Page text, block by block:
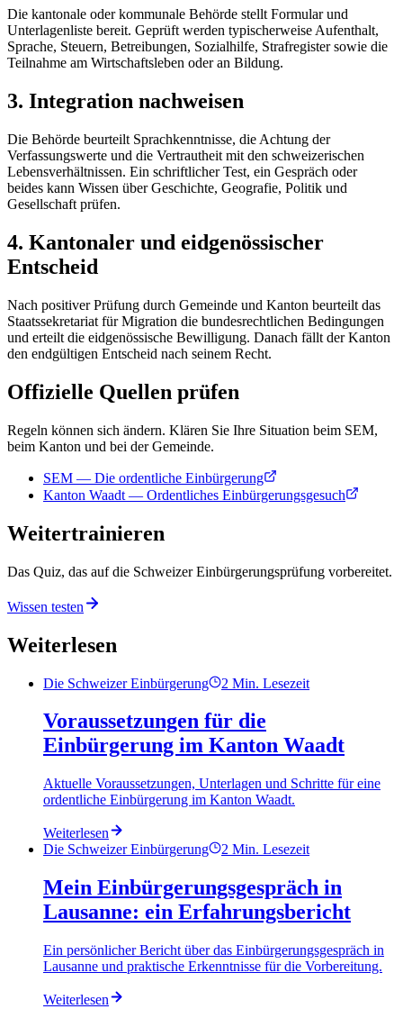
Die kantonale oder kommunale Behörde stellt Formular und
Unterlagenliste bereit. Geprüft werden typischerweise Aufenthalt,
Sprache, Steuern, Betreibungen, Sozialhilfe, Strafregister sowie die
Teilnahme am Wirtschaftsleben oder an Bildung.
3. Integration nachweisen
Die Behörde beurteilt Sprachkenntnisse, die Achtung der
Verfassungswerte und die Vertrautheit mit den schweizerischen
Lebensverhältnissen. Ein schriftlicher Test, ein Gespräch oder
beides kann Wissen über Geschichte, Geografie, Politik und
Gesellschaft prüfen.
4. Kantonaler und eidgenössischer
Entscheid
Nach positiver Prüfung durch Gemeinde und Kanton beurteilt das
Staatssekretariat für Migration die bundesrechtlichen Bedingungen
und erteilt die eidgenössische Bewilligung. Danach fällt der Kanton
den endgültigen Entscheid nach seinem Recht.
Offizielle Quellen prüfen
Regeln können sich ändern. Klären Sie Ihre Situation beim SEM,
beim Kanton und bei der Gemeinde.
SEM — Die ordentliche Einbürgerung
Kanton Waadt — Ordentliches Einbürgerungsgesuch
Weitertrainieren
Das Quiz, das auf die Schweizer Einbürgerungsprüfung vorbereitet.
Wissen testen
Weiterlesen
Die Schweizer Einbürgerung 2 Min. Lesezeit
Voraussetzungen für die
Einbürgerung im Kanton Waadt
Aktuelle Voraussetzungen, Unterlagen und Schritte für eine
ordentliche Einbürgerung im Kanton Waadt.
Weiterlesen
Die Schweizer Einbürgerung
2 Min. Lesezeit
Mein Einbürgerungsgespräch in
Lausanne: ein Erfahrungsbericht
Ein persönlicher Bericht über das Einbürgerungsgespräch in
Lausanne und praktische Erkenntnisse für die Vorbereitung.
Weiterlesen